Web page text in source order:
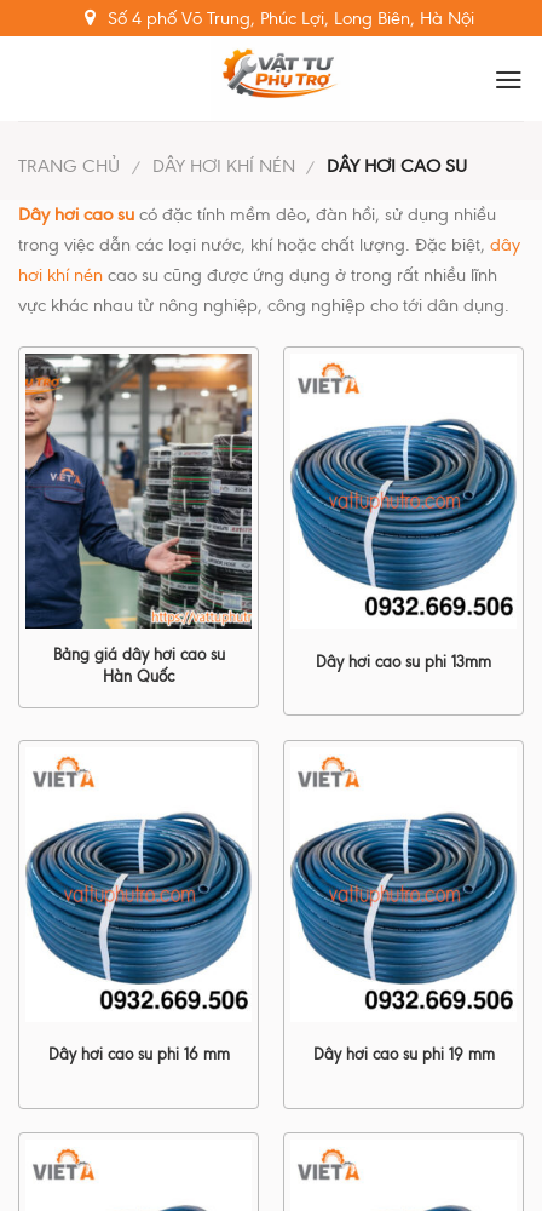
to
Số 4 phố Võ Trung, Phúc Lợi, Long Biên, Hà Nội
TRANG CHỦ / DÂY HƠI KHÍ NÉN / DÂY HƠI CAO SU
Dây hơi cao su có đặc tính mềm dẻo, đàn hồi, sử dụng nhiều
trong việc dẫn các loại nước, khí hoặc chất lượng. Đặc biệt, dây
hơi khí nén cao su cũng được ứng dụng ở trong rất nhiều lĩnh
vực khác nhau từ nông nghiệp, công nghiệp cho tới dân dụng.
Bảng giá dây hơi cao su
Hàn Quốc
Dây hơi cao su phi 13mm
Dây hơi cao su phi 16 mm Dây hơi cao su phi 19 mm